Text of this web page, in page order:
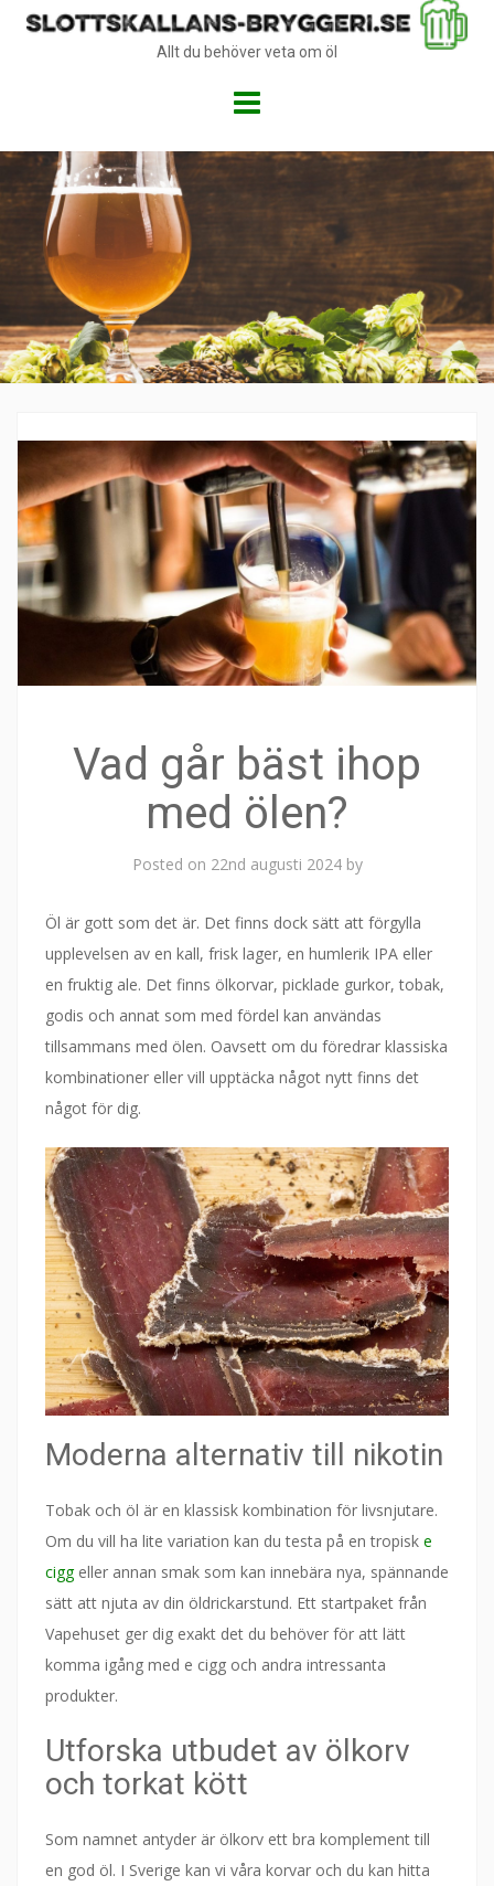
Allt du behöver veta om öl
to
content
Vad går bäst ihop
med ölen?
Posted on 22nd augusti 2024by
Öl är gott som det är. Det finns dock sätt att förgylla
upplevelsen av en kall, frisk lager, en humlerik IPA eller
en fruktig ale. Det finns ölkorvar, picklade gurkor, tobak,
godis och annat som med fördel kan användas
tillsammans med ölen. Oavsett om du föredrar klassiska
kombinationer eller vill upptäcka något nytt finns det
något för dig.
Moderna alternativ till nikotin
Tobak och öl är en klassisk kombination för livsnjutare.
Om du vill ha lite variation kan du testa på en tropisk e
ciggeller annan smak som kan innebära nya, spännande
sätt att njuta av din öldrickarstund. Ett startpaket från
Vapehuset ger dig exakt det du behöver för att lätt
komma igång med e cigg och andra intressanta
produkter.
Utforska utbudet av ölkorv
och torkat kött
Som namnet antyder är ölkorv ett bra komplement till
en god öl. I Sverige kan vi våra korvar och du kan hitta